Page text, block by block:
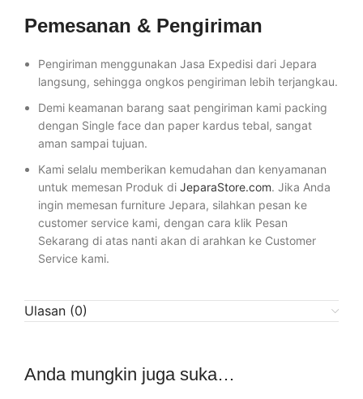
Pemesanan & Pengiriman
Pengiriman menggunakan Jasa Expedisi dari Jepara
langsung, sehingga ongkos pengiriman lebih terjangkau.
Demi keamanan barang saat pengiriman kami packing
dengan Single face dan paper kardus tebal, sangat
aman sampai tujuan.
Kami selalu memberikan kemudahan dan kenyamanan
untuk memesan Produk di JeparaStore.com. Jika Anda
ingin memesan furniture Jepara, silahkan pesan ke
customer service kami, dengan cara klik Pesan
Sekarang di atas nanti akan di arahkan ke Customer
Service kami.
Ulasan (0)
Anda mungkin juga suka…